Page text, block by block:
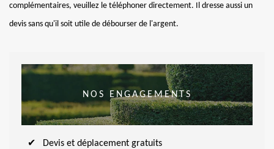
complémentaires, veuillez le téléphoner directement. Il dresse aussi un
devis sans qu'il soit utile de débourser de l'argent.
NOS ENGAGEMENTS
Devis et déplacement gratuits